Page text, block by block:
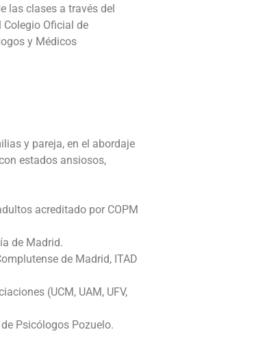
las clases a través del
Oficial de
y Médicos
y pareja, en el abordaje
estados ansiosos,
acreditado por COPM
de Madrid.
de Madrid, ITAD
(UCM, UAM, UFV,
Psicólogos Pozuelo.